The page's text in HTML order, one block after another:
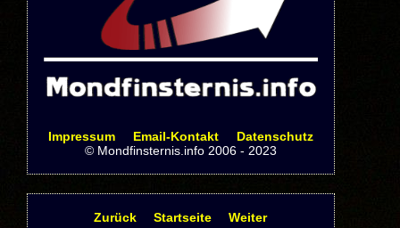
Impressum Email-Kontakt
Datenschutz
© Mondfinsternis.info 2006 - 2023
Zurück Startseite Weiter